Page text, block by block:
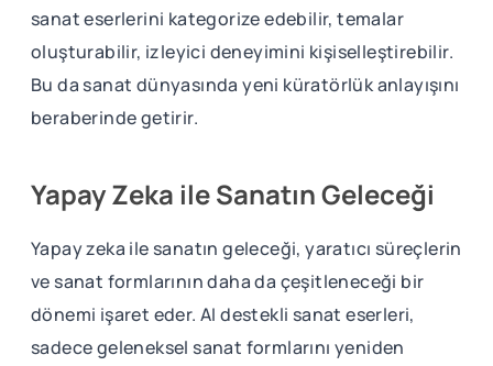
sanat eserlerini kategorize edebilir, temalar
oluşturabilir, izleyici deneyimini kişiselleştirebilir.
Bu da sanat dünyasında yeni küratörlük anlayışını
beraberinde getirir.
Yapay Zeka ile Sanatın Geleceği
Yapay zeka ile sanatın geleceği, yaratıcı süreçlerin
ve sanat formlarının daha da çeşitleneceği bir
dönemi işaret eder. AI destekli sanat eserleri,
sadece geleneksel sanat formlarını yeniden